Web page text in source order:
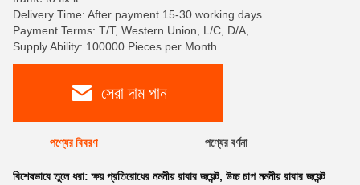
Delivery Time: After payment 15-30 working days
Payment Terms: T/T, Western Union, L/C, D/A,
Supply Ability: 100000 Pieces per Month
সেরা দাম পান
পণ্যের বিবরণ পণ্যের বর্ণনা
বিশেষভাবে তুলে ধরা:ক্ষয় প্রতিরোধের নমনীয় রাবার জয়েন্ট, উচ্চ চাপ নমনীয় রাবার জয়েন্ট